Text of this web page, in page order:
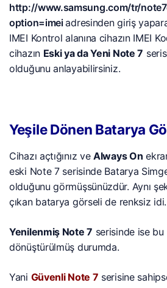
http://www.samsung.com/tr/
option=imeiadresinden giriş
IMEI Kontrol alanına cihazın IMEI
cihazın Eski ya da Yeni Note 7
olduğunu anlayabilirsiniz.
Yeşile Dönen Batarya
Cihazı açtığınız veAlways On
eski Note 7 serisinde Batarya
olduğunu görmüşsünüzdür. Aynı
çıkan batarya görseli de renksiz idi.
Yenilenmiş Note 7 serisinde ise
dönüştürülmüş durumda.
Yani Güvenli Note 7 serisine